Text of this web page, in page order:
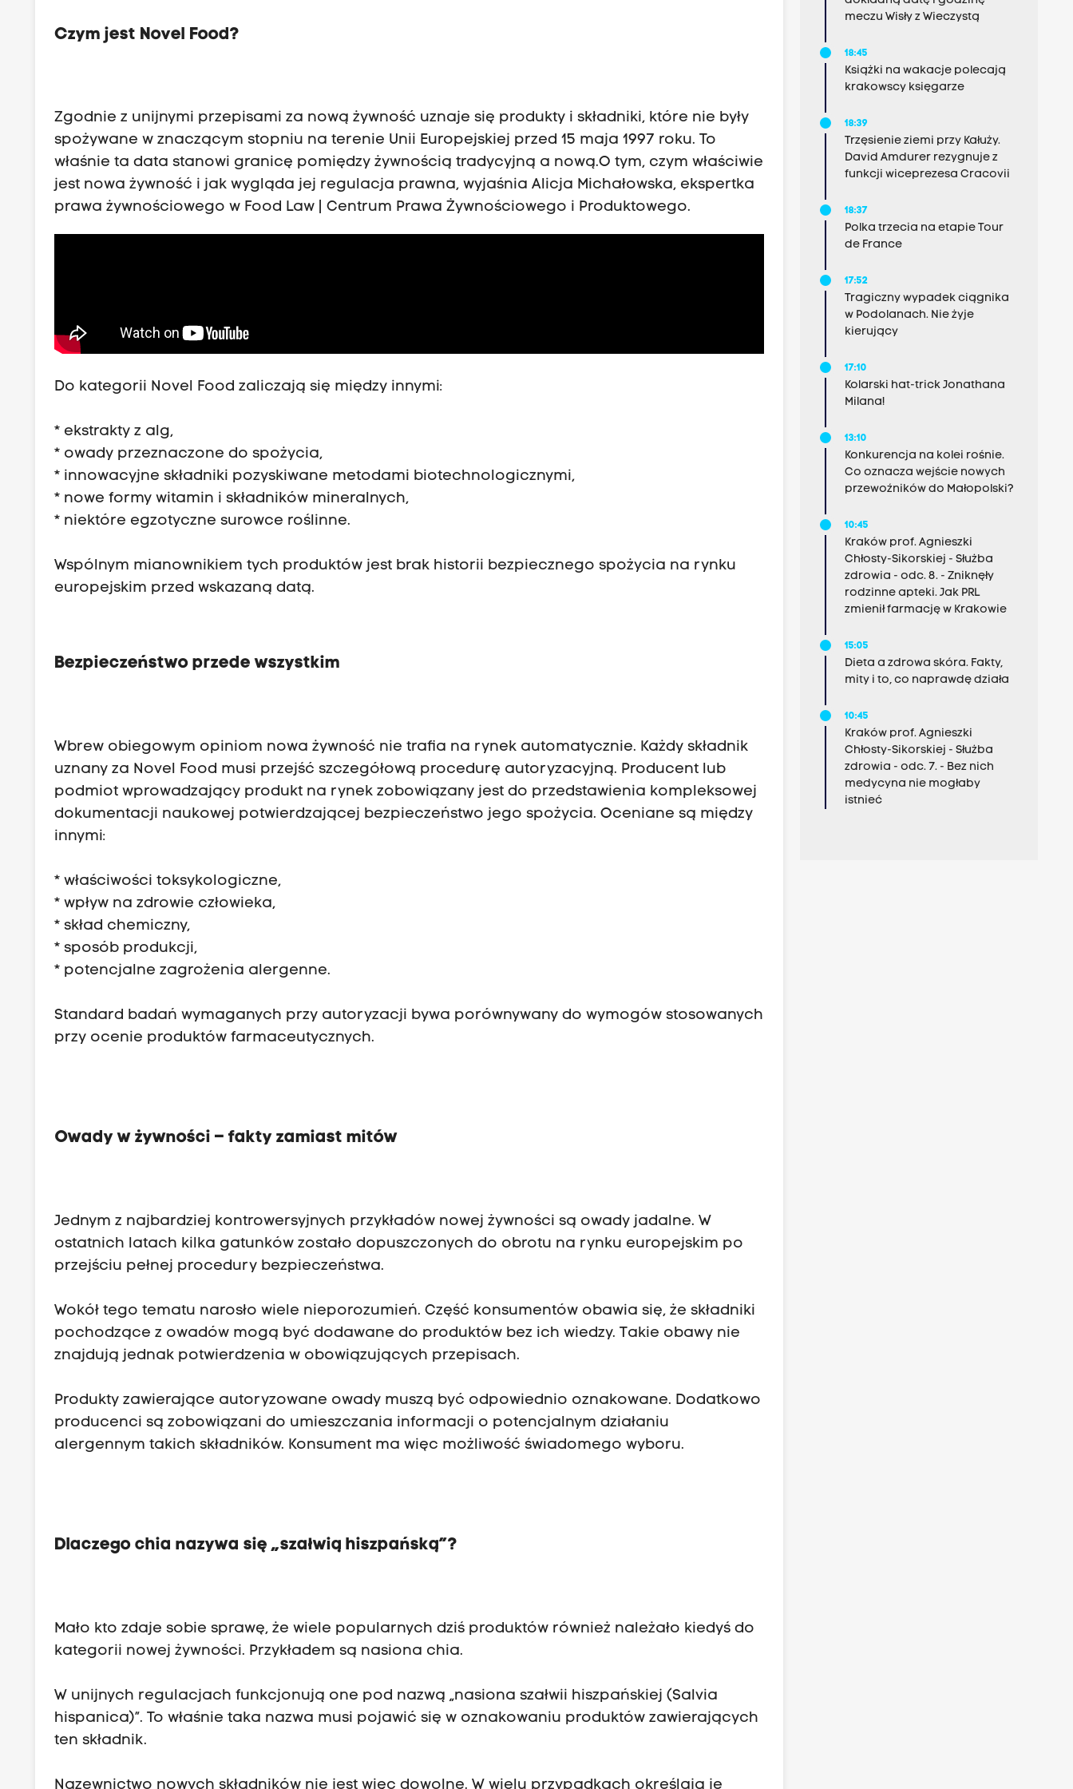
Czym jest Novel Food?
Zgodnie z unijnymi przepisami za nową żywność uznaje się produkty i składniki, które nie były
spożywane w znaczącym stopniu na terenie Unii Europejskiej przed 15 maja 1997 roku. To
właśnie ta data stanowi granicę pomiędzy żywnością tradycyjną a nową.O tym, czym właściwie
jest nowa żywność i jak wygląda jej regulacja prawna, wyjaśnia Alicja Michałowska, ekspertka
prawa żywnościowego w Food Law | Centrum Prawa Żywnościowego i Produktowego.
Do kategorii Novel Food zaliczają się między innymi:
* ekstrakty z alg,
* owady przeznaczone do spożycia,
* innowacyjne składniki pozyskiwane metodami biotechnologicznymi,
* nowe formy witamin i składników mineralnych,
* niektóre egzotyczne surowce roślinne.
Wspólnym mianownikiem tych produktów jest brak historii bezpiecznego spożycia na rynku
europejskim przed wskazaną datą.
Bezpieczeństwo przede wszystkim
Wbrew obiegowym opiniom nowa żywność nie trafia na rynek automatycznie. Każdy składnik
uznany za Novel Food musi przejść szczegółową procedurę autoryzacyjną. Producent lub
podmiot wprowadzający produkt na rynek zobowiązany jest do przedstawienia kompleksowej
dokumentacji naukowej potwierdzającej bezpieczeństwo jego spożycia. Oceniane są między
innymi:
* właściwości toksykologiczne,
* wpływ na zdrowie człowieka,
* skład chemiczny,
* sposób produkcji,
* potencjalne zagrożenia alergenne.
Standard badań wymaganych przy autoryzacji bywa porównywany do wymogów stosowanych
przy ocenie produktów farmaceutycznych.
Owady w żywności – fakty zamiast mitów
Jednym z najbardziej kontrowersyjnych przykładów nowej żywności są owady jadalne. W
ostatnich latach kilka gatunków zostało dopuszczonych do obrotu na rynku europejskim po
przejściu pełnej procedury bezpieczeństwa.
Wokół tego tematu narosło wiele nieporozumień. Część konsumentów obawia się, że składniki
pochodzące z owadów mogą być dodawane do produktów bez ich wiedzy. Takie obawy nie
znajdują jednak potwierdzenia w obowiązujących przepisach.
Produkty zawierające autoryzowane owady muszą być odpowiednio oznakowane. Dodatkowo
producenci są zobowiązani do umieszczania informacji o potencjalnym działaniu
alergennym takich składników. Konsument ma więc możliwość świadomego wyboru.
Dlaczego chia nazywa się „szałwią hiszpańską”?
Mało kto zdaje sobie sprawę, że wiele popularnych dziś produktów również należało kiedyś do
kategorii nowej żywności. Przykładem są nasiona chia.
W unijnych regulacjach funkcjonują one pod nazwą „nasiona szałwii hiszpańskiej (Salvia
hispanica)”. To właśnie taka nazwa musi pojawić się w oznakowaniu produktów zawierających
ten składnik.
Nazewnictwo nowych składników nie jest więc dowolne. W wielu przypadkach określają je
meczu Wisły z Wieczystą
18:45
Książki na wakacje polecają
krakowscy księgarze
18:39
Trzęsienie ziemi przy Kałuży.
David Amdurer rezygnuje z
funkcji wiceprezesa Cracovii
18:37
Polka trzecia na etapie Tour
de France
17:52
Tragiczny wypadek ciągnika
w Podolanach. Nie żyje
kierujący
17:10
Kolarski hat-trick Jonathana
Milana!
13:10
Konkurencja na kolei rośnie.
Co oznacza wejście nowych
przewoźników do Małopolski?
10:45
Kraków prof. Agnieszki
Chłosty-Sikorskiej - Służba
zdrowia - odc. 8. - Zniknęły
rodzinne apteki. Jak PRL
zmienił farmację w Krakowie
15:05
Dieta a zdrowa skóra. Fakty,
mity i to, co naprawdę działa
10:45
Kraków prof. Agnieszki
Chłosty-Sikorskiej - Służba
zdrowia - odc. 7. - Bez nich
medycyna nie mogłaby
istnieć